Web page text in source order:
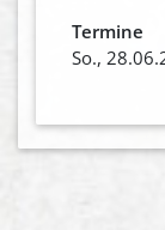
Termine
So.,